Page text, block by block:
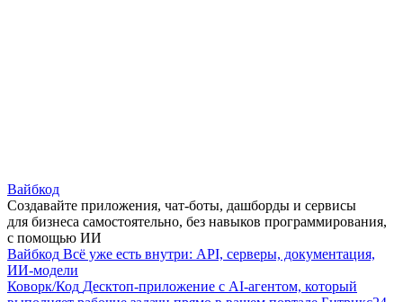
Вайбкод
Создавайте приложения, чат-боты, дашборды и сервисы
для бизнеса самостоятельно, без навыков программирования,
с помощью ИИ
Вайбкод Всё уже есть внутри: API, серверы, документация,
ИИ-модели
Коворк/Код Десктоп-приложение с AI-агентом, который